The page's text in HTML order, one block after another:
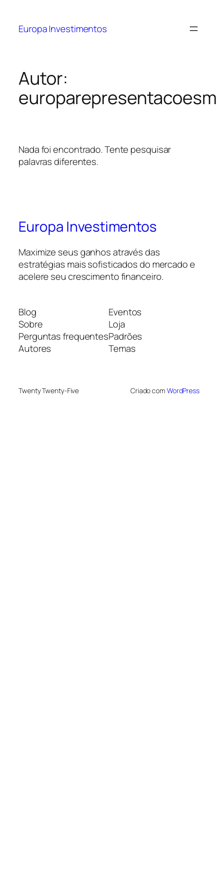
Europa Investimentos
Autor:
Nada foi encontrado. Tente pesquisar
palavras diferentes.
Europa Investimentos
Maximize seus ganhos através das
estratégias mais sofisticados do mercado e
acelere seu crescimento financeiro.
Blog
Sobre
Perguntas frequentes
Autores
Eventos
Loja
Padrões
Temas
Twenty Twenty-Five Criado com WordPress